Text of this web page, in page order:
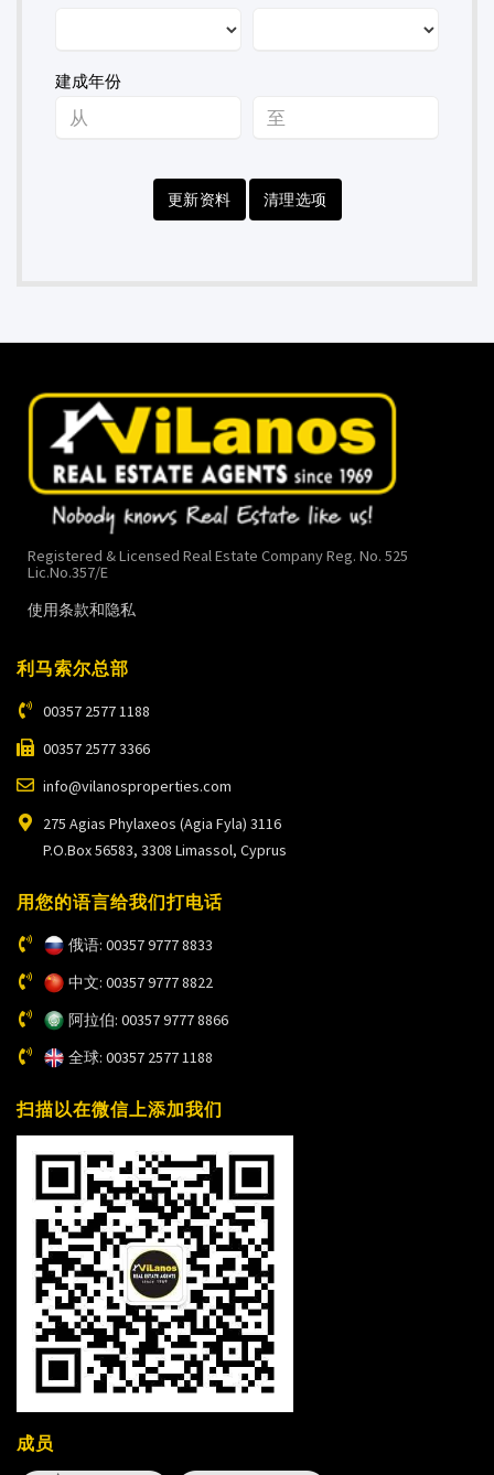
建成年份
更新资料 清理选项
Registered & Licensed Real Estate Company Reg. No. 525
Lic.No.357/E
使用条款和隐私
利马索尔总部
00357 2577 1188
00357 2577 3366
info@vilanosproperties.com
275 Agias Phylaxeos (Agia Fyla) 3116
P.O.Box 56583, 3308 Limassol, Cyprus
用您的语言给我们打电话
俄语: 00357 9777 8833
中文: 00357 9777 8822
阿拉伯: 00357 9777 8866
全球: 00357 2577 1188
扫描以在微信上添加我们
成员